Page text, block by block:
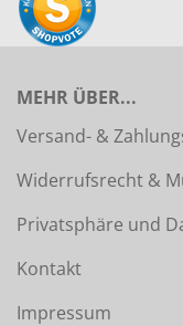
MEHR ÜBER...
Versand- &
Widerrufsrecht &
Privatsphäre und
Kontakt
Impressum